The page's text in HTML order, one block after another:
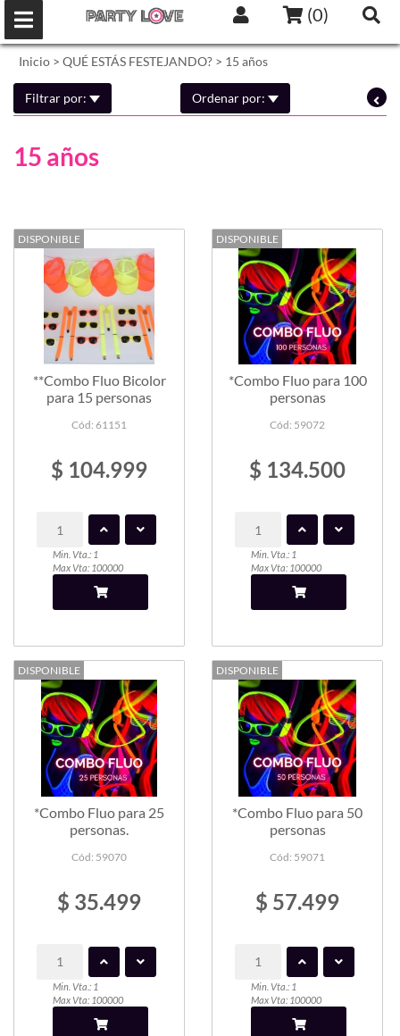
(0)
Inicio > QUÉ ESTÁS FESTEJANDO? > 15 años
Filtrar por: Ordenar por:
15 años
DISPONIBLE
**Combo Fluo Bicolor
para 15 personas
Cód: 61151
$ 104.999
Min. Vta.: 1
Max Vta: 100000
DISPONIBLE
*Combo Fluo para 100
personas
Cód: 59072
$ 134.500
Min. Vta.: 1
Max Vta: 100000
DISPONIBLE
*Combo Fluo para 25
personas.
Cód: 59070
$ 35.499
Min. Vta.: 1
Max Vta: 100000
DISPONIBLE
*Combo Fluo para 50
personas
Cód: 59071
$ 57.499
Min. Vta.: 1
Max Vta: 100000